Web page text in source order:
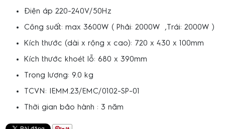
Điện áp 220-240V/50Hz
Công suất: max 3600W ( Phải: 2000W ,Trái: 2000W )
Kích thước (dài x rộng x cao): 720 x 430 x 100mm
Kích thước khoét lỗ: 680 x 390mm
Trọng lượng: 9.0 kg
TCVN: IEMM.23/EMC/0102-SP-01
Thời gian bảo hành : 3 năm